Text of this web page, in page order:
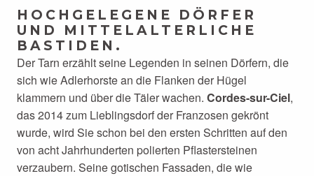
HOCHGELEGENE DÖRFER
UND MITTELALTERLICHE
BASTIDEN.
Der Tarn erzählt seine Legenden in seinen Dörfern, die
sich wie Adlerhorste an die Flanken der Hügel
klammern und über die Täler wachen. Cordes-sur-Ciel,
das 2014 zum Lieblingsdorf der Franzosen gekrönt
wurde, wird Sie schon bei den ersten Schritten auf den
von acht Jahrhunderten polierten Pflastersteinen
verzaubern. Seine gotischen Fassaden, die wie